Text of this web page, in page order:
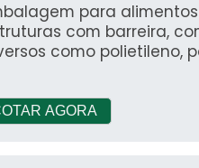
para
com barreira,
como polietileno,
AGORA